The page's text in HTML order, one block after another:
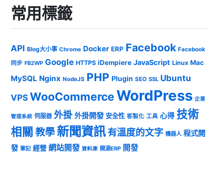
常用標籤
API Blog大小事 Chrome Docker ERP Facebook Facebook
同步 FB2WP Google HTTPS iDempiere JavaScript Linux Mac
MySQL Nginx NodeJS PHP Plugin SEO SSL Ubuntu
VPSWooCommerceWordPress 企業
管理系統 伺服器 外掛 外掛開發 安全性 客製化 工具 心得 技術
相關 教學 新聞資訊有溫度的文字 機器人 程式開
發 筆記 經營 網站開發 資料庫 開源ERP 開發